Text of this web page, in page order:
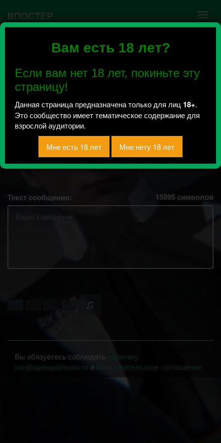
Вам есть 18 лет?
Если вам нет 18 лет, покиньте эту
страницу!
Данная страница предназначена только для лиц 18+.
Это сообщество имеет тематическое содержание для
взрослой аудитории.
ВПОСТЕР
Ошибка VK API #5
сообщества нужно авторизоваться на сервисе
повторно.
сегодня мы дрочим
на гэвина рида
Всего 63, за сегодня 0 сообщений
отправлено
Текст сообщения: 15895 символов
Вы обязуетесь соблюдать
политику
конфиденциальности и пользовательское соглашение